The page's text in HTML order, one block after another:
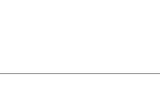
se supone que Kiyoshi